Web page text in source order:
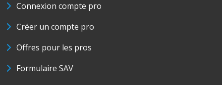
Connexion compte pro
Créer un compte pro
Offres pour les pros
Formulaire SAV